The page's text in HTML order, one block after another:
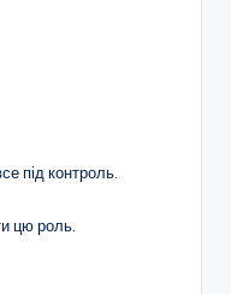
під контроль.
цю роль.